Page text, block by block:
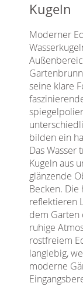
Kugeln
Moderner
seine klare
bilden ein
Das
Kugeln aus
glänzende
Becken. Die
reflektieren
dem Garten
ruhige
rostfreiem
langlebig,
moderne